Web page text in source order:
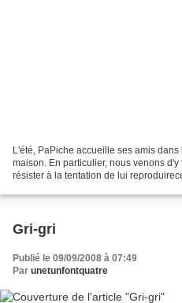
L'été, PaPiche accueille ses amis
maison. En particulier, nous venons
résister à la tentation de lui
Gri-gri
Publié le 09/09/2008 à 07:49
Par unetunfontquatre